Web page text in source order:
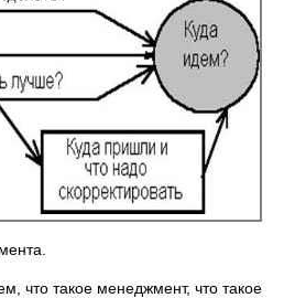
что такое менеджмент, что такое